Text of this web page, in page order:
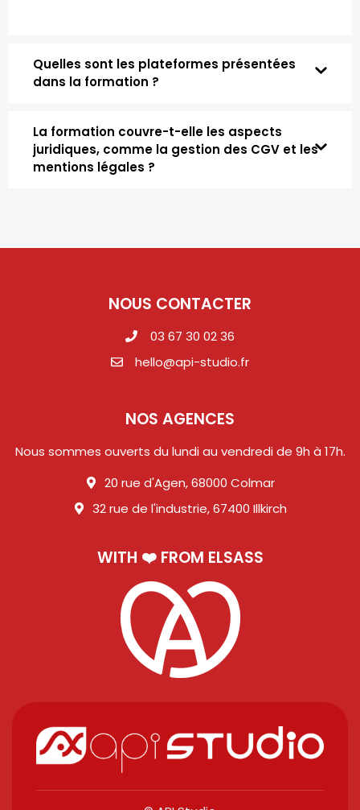
Quelles sont les plateformes présentées
dans la formation ?
La formation couvre-t-elle les aspects
juridiques, comme la gestion des CGV et les
mentions légales ?
NOUS CONTACTER
03 67 30 02 36
hello@api-studio.fr
NOS AGENCES
Nous sommes ouverts du lundi au vendredi de 9h à 17h.
20 rue d'Agen, 68000 Colmar
32 rue de l'industrie, 67400 Illkirch
WITH ❤️ FROM ELSASS